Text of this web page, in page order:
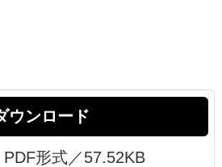
ウンロード
PDF形式／57.52KB